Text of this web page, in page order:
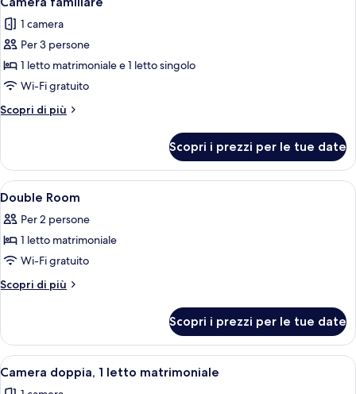
tutte
le
foto
per
Camera
familiare
1 camera
Per 3 persone
1 letto matrimoniale e 1 letto singolo
Wi-Fi gratuito
Scopri di più
Altri
familiare
Scopri i prezzi per le tue date
Apri
tutte
le
foto
per
Double
Postazione laptop, Wi-Fi gratuito,
2
Double Room
Per 2 persone
1 letto matrimoniale
Wi-Fi gratuito
Scopri di più
Altri
Room
Scopri i prezzi per le tue date
Apri
tutte
Camera d'albergo moderna con un
8
Camera doppia, 1 letto matrimoniale